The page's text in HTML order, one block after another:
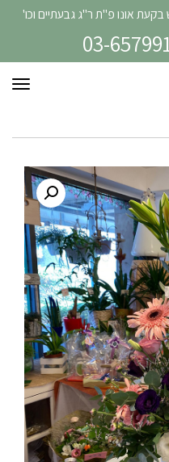
אונו פ"ת ר"ג גבעתיים וכו'